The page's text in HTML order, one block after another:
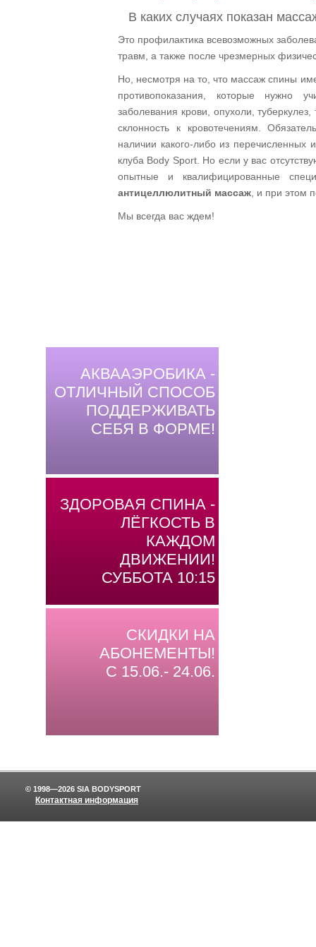
В каких случаях показан
Это профилактика всевозможных
травм, а также после чрезмерных
Но, несмотря на то, что массаж спины
противопоказания, которые нужно
заболевания крови, опухоли,
склонность к кровотечениям.
наличии какого-либо из перечисленных
клуба Body Sport. Но если у вас
опытные и квалифицированные
антицеллюлитный массаж , и при этом
Мы всегда вас ждем!
АКВААЭРОБИКА -
ОТЛИЧНЫЙ СПОСОБ
ПОДДЕРЖИВАТЬ
СЕБЯ В ФОРМЕ!
ЗДОРОВАЯ СПИНА -
ЛЁГКОСТЬ В
КАЖДОМ
ДВИЖЕНИИ!
СУББОТА 10:15
СКИДКИ НА
АБОНЕМЕНТЫ!
С 15.06.- 24.06.
Контактная информация
© 1998—2026 SIA BODYSPORT